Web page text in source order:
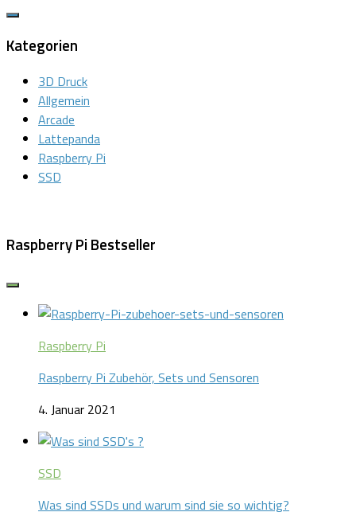
Kategorien
3D Druck
Allgemein
Arcade
Lattepanda
Raspberry Pi
SSD
Raspberry Pi Bestseller
Raspberry Pi
Raspberry Pi Zubehör, Sets und Sensoren
4. Januar 2021
SSD
Was sind SSDs und warum sind sie so wichtig?